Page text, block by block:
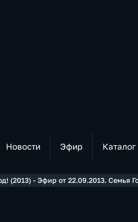
Новости Эфир Каталог
(2013) - Эфир от 22.09.2013. Семья